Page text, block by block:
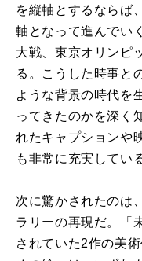
を縦軸とするならば
軸となって進んでい
大戦、東京オリンピ
る。こうした時事と
ような背景の時代を
ってきたのかを深く
れたキャプションや
も非常に充実してい
次に驚かされたのは
ラリーの再現だ。「
されていた2作の美